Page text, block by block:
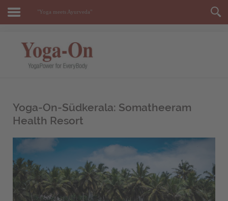
"Yoga meets Ayurveda"
Yoga-On-Südkerala: Somatheeram
Health Resort